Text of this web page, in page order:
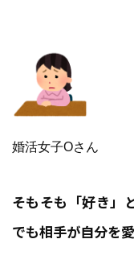
婚活女子Oさん
そもそも「好き」
でも相手が自分を